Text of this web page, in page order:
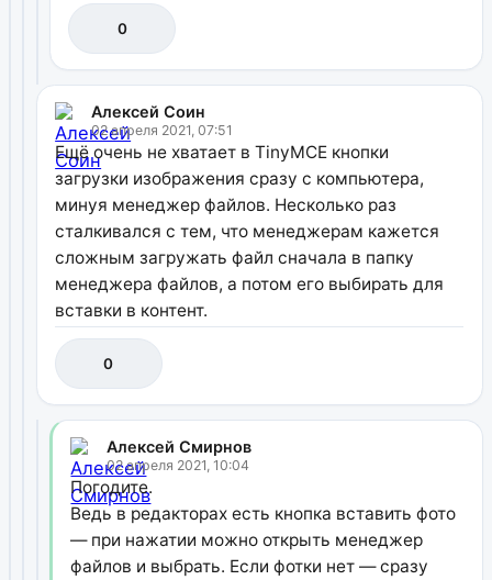
0
Алексей Соин
02 апреля 2021, 07:51
Ещё очень не хватает в TinyMCE кнопки
загрузки изображения сразу с компьютера,
минуя менеджер файлов. Несколько раз
сталкивался с тем, что менеджерам кажется
сложным загружать файл сначала в папку
менеджера файлов, а потом его выбирать для
вставки в контент.
0
Алексей Смирнов
02 апреля 2021, 10:04
Погодите.
Ведь в редакторах есть кнопка вставить фото
— при нажатии можно открыть менеджер
файлов и выбрать. Если фотки нет — сразу